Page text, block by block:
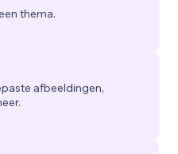
thema.
afbeeldingen,